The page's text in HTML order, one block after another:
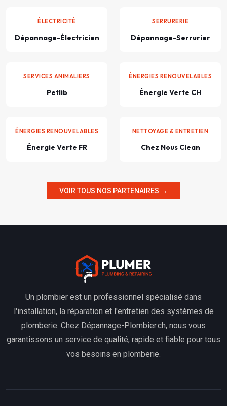
ÉLECTRICITÉ
Dépannage-Électricien
SERRURERIE
Dépannage-Serrurier
SERVICES ANIMALIERS
Petlib
ÉNERGIES RENOUVELABLES
Énergie Verte CH
ÉNERGIES RENOUVELABLES
Énergie Verte FR
NETTOYAGE & ENTRETIEN
Chez Nous Clean
VOIR TOUS NOS PARTENAIRES →
Un plombier est un professionnel spécialisé dans
l'installation, la réparation et l'entretien des systèmes de
plomberie. Chez Dépannage-Plombier.ch, nous vous
garantissons un service de qualité, rapide et fiable pour tous
vos besoins en plomberie.